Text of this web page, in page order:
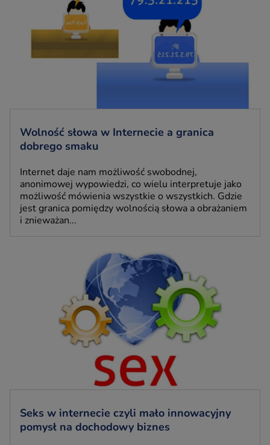
Wolność słowa w Internecie a granica
dobrego smaku
Internet daje nam możliwość swobodnej,
anonimowej wypowiedzi, co wielu interpretuje jako
możliwość mówienia wszystkie o wszystkich. Gdzie
jest granica pomiędzy wolnością słowa a obrażaniem
i znieważan...
Seks w internecie czyli mało innowacyjny
pomysł na dochodowy biznes